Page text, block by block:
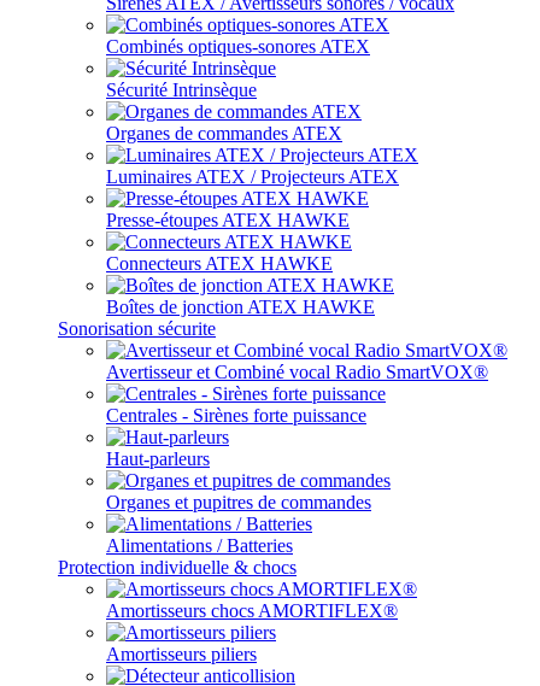
Combinés optiques-sonores ATEX
Sécurité Intrinsèque
Organes de commandes ATEX
Luminaires ATEX / Projecteurs ATEX
Presse-étoupes ATEX HAWKE
Connecteurs ATEX HAWKE
Boîtes de jonction ATEX HAWKE
Sonorisation sécurite
Avertisseur et Combiné vocal Radio SmartVOX®
Centrales - Sirènes forte puissance
Haut-parleurs
Organes et pupitres de commandes
Alimentations / Batteries
Protection individuelle & chocs
Amortisseurs chocs AMORTIFLEX®
Amortisseurs piliers